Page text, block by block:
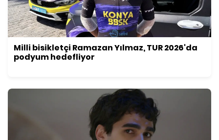
Milli bisikletçi Ramazan Yılmaz, TUR 2026'da
podyum hedefliyor